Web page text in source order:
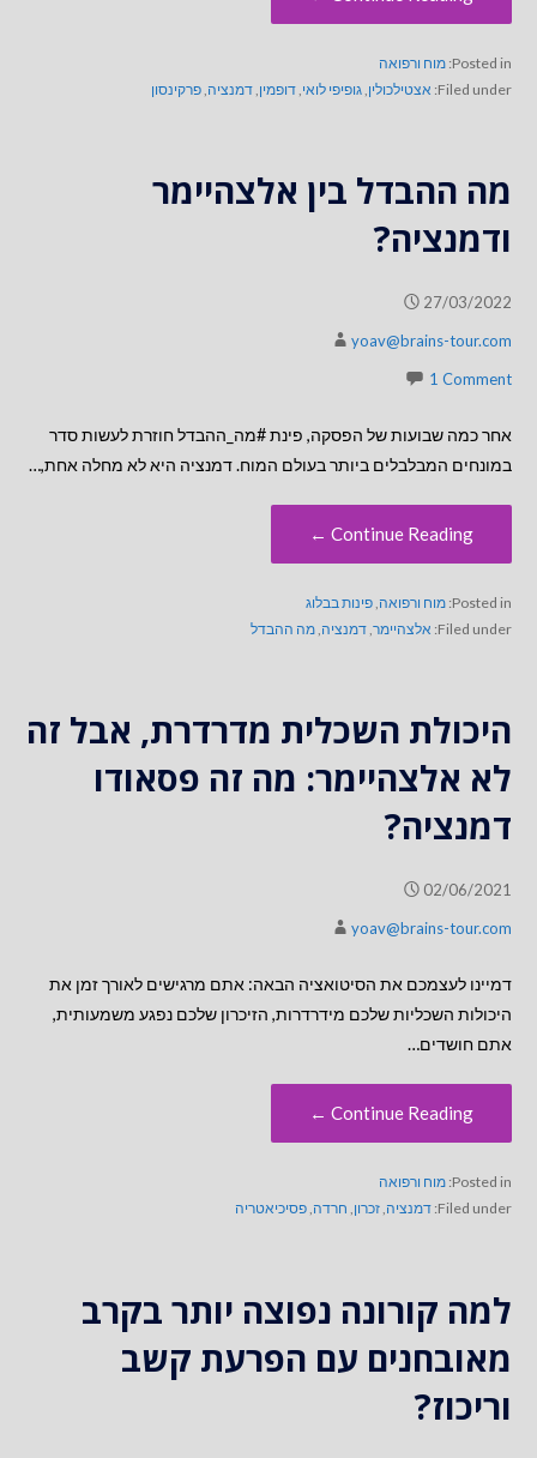
Posted in: מוח ורפואה
Filed under: אצטילכולין גופיפי לואי דופמין דמנציה פרקינסון
מה ההבדל בין אלצהיימר
ודמנציה?
27/03/2022
yoav@brains-tour.com
1 Comment
אחר כמה שבועות של הפסקה, פינת #מה_ההבדל חוזרת לעשות סדר
במונחים המבלבלים ביותר בעולם המוח. דמנציה היא לא מחלה אחת,…
Continue Reading ←
Posted in: מוח ורפואה פינות בבלוג
Filed under: אלצהיימר, דמנציה מה ההבדל
היכולת השכלית מדרדרת, אבל זה
לא אלצהיימר: מה זה פסאודו
דמנציה?
02/06/2021
yoav@brains-tour.com
דמיינו לעצמכם את הסיטואציה הבאה: אתם מרגישים לאורך זמן את
היכולות השכליות שלכם מידרדרות, הזיכרון שלכם נפגע משמעותית,
אתם חושדים…
Continue Reading ←
Posted in: מוח ורפואה
Filed under: דמנציה,זכרון, חרדה,פסיכיאטריה
למה קורונה נפוצה יותר בקרב
מאובחנים עם הפרעת קשב
וריכוז?